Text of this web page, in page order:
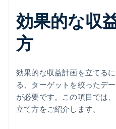
効果的な収
方
効果的な収益計画を立てる
る、ターゲットを絞ったデ
が必要です。この項目では
立て方をご紹介します。